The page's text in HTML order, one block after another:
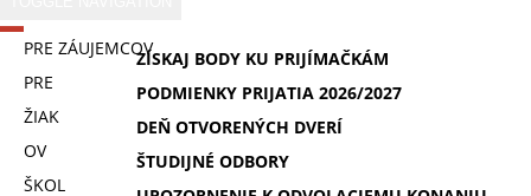
PRE ZÁUJEMCOVZÍSKAJ BODY KU PRIJÍMAČKÁM
PODMIENKY PRIJATIA 2026/2027
DEŇ OTVORENÝCH DVERÍ
ŠTUDIJNÉ ODBORY
PRE
ŽIAK
OV
ŠKOL